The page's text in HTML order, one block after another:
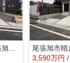
Cradlegarden尾張旭市東三郷町全２棟
3,590万円